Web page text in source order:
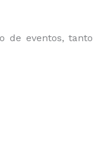
de eventos, tanto